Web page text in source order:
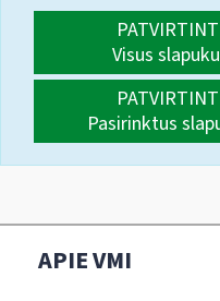
Visus
Pasirinktus
APIE VMI